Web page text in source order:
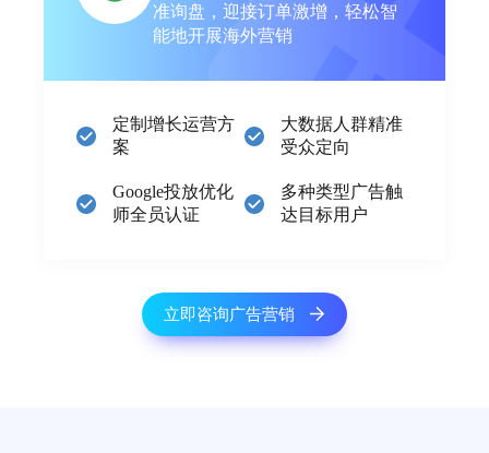
准询盘，迎接订单激增，轻松智
能地开展海外营销
定制增长运营方
案
大数据人群精准
受众定向
Google投放优化
师全员认证
多种类型广告触
达目标用户
立即咨询广告营销